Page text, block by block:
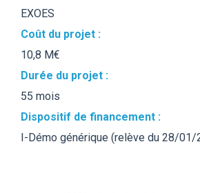
EXOES
Coût du projet :
10,8 M€
Durée du projet :
55 mois
Dispositif de financement :
I-Démo générique (relève du 28/01/